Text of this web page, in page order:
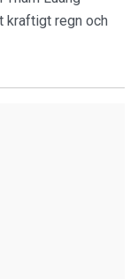
kraftigt regn och